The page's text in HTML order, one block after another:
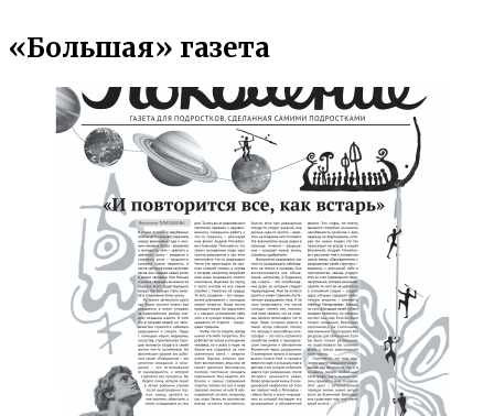
«Большая» газета